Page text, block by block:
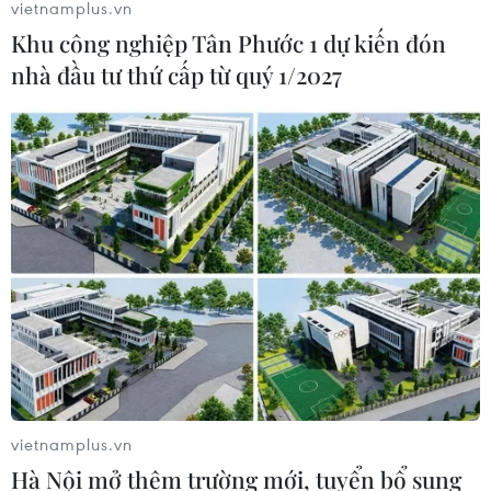
dùng súng tự chế tấn công công an
10/08/2026 04:36
Cảnh báo các thủ đoạn
lừa đảo trong mùa tựu trường
10/08/2026 03:08
Lào Cai: Khởi tố 2 đối tượng sản xuất,
buôn bán hơn 22 tấn gạo giả Séng Cù
09/08/2026 22:44
Hà Nội: Xử lý dứt điểm 3 vụ việc vi
vietnamplus.vn
Khu công nghiệp Tân Phước 1 dự kiến đón
nhà đầu tư thứ cấp từ quý 1/2027
vietnamplus.vn
Hà Nội mở thêm trường mới, tuyển bổ sung